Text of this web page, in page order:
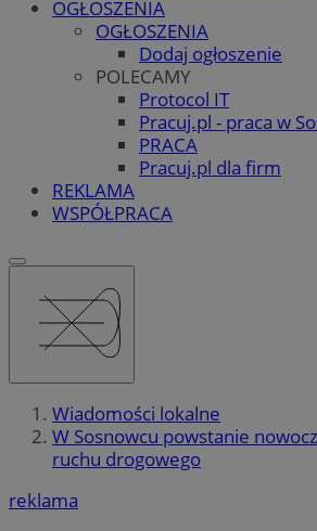
OGŁOSZENIA
OGŁOSZENIA
Dodaj ogłoszenie
POLECAMY
Protocol IT
Pracuj.pl - praca w
PRACA
Pracuj.pl dla firm
REKLAMA
WSPÓŁPRACA
Wiadomości lokalne
W Sosnowcu powstanie
ruchu drogowego
reklama